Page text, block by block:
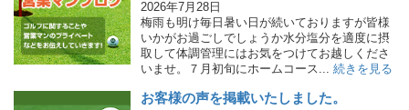
2026年7月28日
梅雨も明け毎日暑い日が続いておりますが皆様
いかがお過ごしでしょうか水分塩分を適度に摂
取して体調管理にはお気をつけてお越しくださ
いませ。７月初旬にホームコース...続きを見る
お客様の声を掲載いたしました。